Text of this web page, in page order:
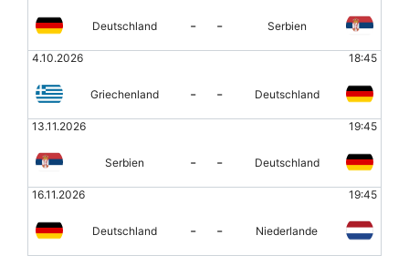
Deutschland - - Serbien
4.10.2026 18:45
Griechenland - - Deutschland
13.11.2026 19:45
Serbien - - Deutschland
16.11.2026 19:45
Deutschland - - Niederlande